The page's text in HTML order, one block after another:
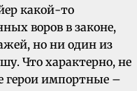
какой-то
воров в законе,
но ни один из
Что характерно, не
герои импортные –